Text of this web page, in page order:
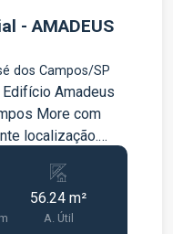
- AMADEUS
dos Campos/SP
Amadeus
com
localização.
busca um
ambientes
itens do
56.24 m²
A. Útil